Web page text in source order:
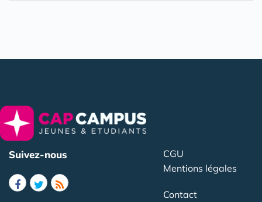
Suivez-nous
CGU
Mentions légales
Contact